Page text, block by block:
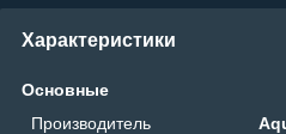
Характеристики
Основные
Производитель